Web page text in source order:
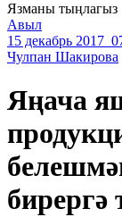
Язманы тыңлагыз
Авыл
15 декабрь 2017
Чулпан Шакирова
Яңача
бирергә